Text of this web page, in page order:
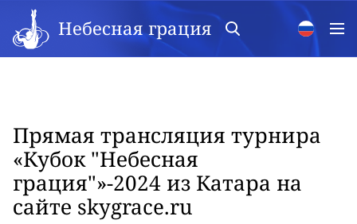
Небесная грация
Прямая трансляция турнира
«Кубок "Небесная
грация"»-2024 из Катара на
сайте skygrace.ru